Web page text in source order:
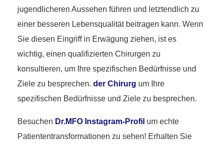
jugendlicheren Aussehen führen und letztendlich zu
einer besseren Lebensqualität beitragen kann. Wenn
Sie diesen Eingriff in Erwägung ziehen, ist es
wichtig, einen qualifizierten Chirurgen zu
konsultieren, um Ihre spezifischen Bedürfnisse und
Ziele zu besprechen. der Chirurg um Ihre
spezifischen Bedürfnisse und Ziele zu besprechen.
Besuchen Dr.MFO Instagram-Profil um echte
Patiententransformationen zu sehen! Erhalten Sie